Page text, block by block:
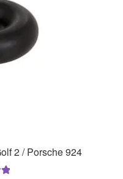
2 / Porsche 924